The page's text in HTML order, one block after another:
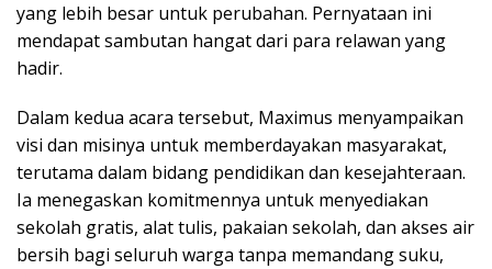
yang lebih besar untuk perubahan. Pernyataan ini
mendapat sambutan hangat dari para relawan yang
hadir.
Dalam kedua acara tersebut, Maximus menyampaikan
visi dan misinya untuk memberdayakan masyarakat,
terutama dalam bidang pendidikan dan kesejahteraan.
Ia menegaskan komitmennya untuk menyediakan
sekolah gratis, alat tulis, pakaian sekolah, dan akses air
bersih bagi seluruh warga tanpa memandang suku,